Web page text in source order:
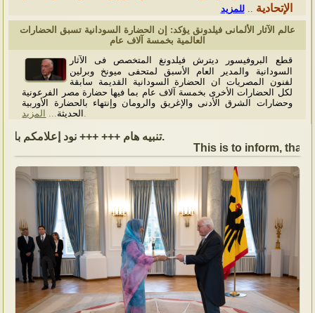
الإتحادية ..للمزيد
عالم الآثار الألمانى فيلدونق يؤكد: إن الحضارة السودانية تسبق الحضارات
العالمية بخمسة آلاف عام
قطع البروفيسور ديترش فيلدونغ المتخصص فى الآثار
السودانية والمدير العام الأسبق لمتحفى ميونخ وبرلين
لفنون المصريات ان الحضارة السودانية القديمة سابقة
لكل الحضارات الأخرى بخمسة آلاف عام بما فيها حضارة مصر الفرعونية
وحضارات الشرق الأدنى والإغريق والرومان وإنتهاء بالحضارة الأوربية
الحديثة
المزيد
This is to inform, that